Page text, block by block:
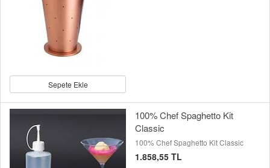
Sepete Ekle
100% Chef Spaghetto Kit
Classic
100% Chef Spaghetto Kit Classic
1.858,55 TL